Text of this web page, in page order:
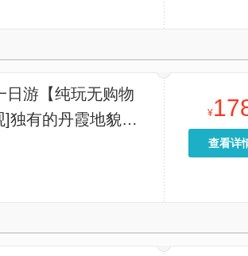
日游【纯玩无购物
独有的丹霞地貌，
神工】
¥
查看详